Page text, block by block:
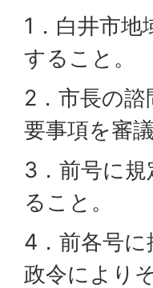
1．白井市
すること。
2．市長の
要事項を審
3．前号に
ること。
4．前各号
政令により